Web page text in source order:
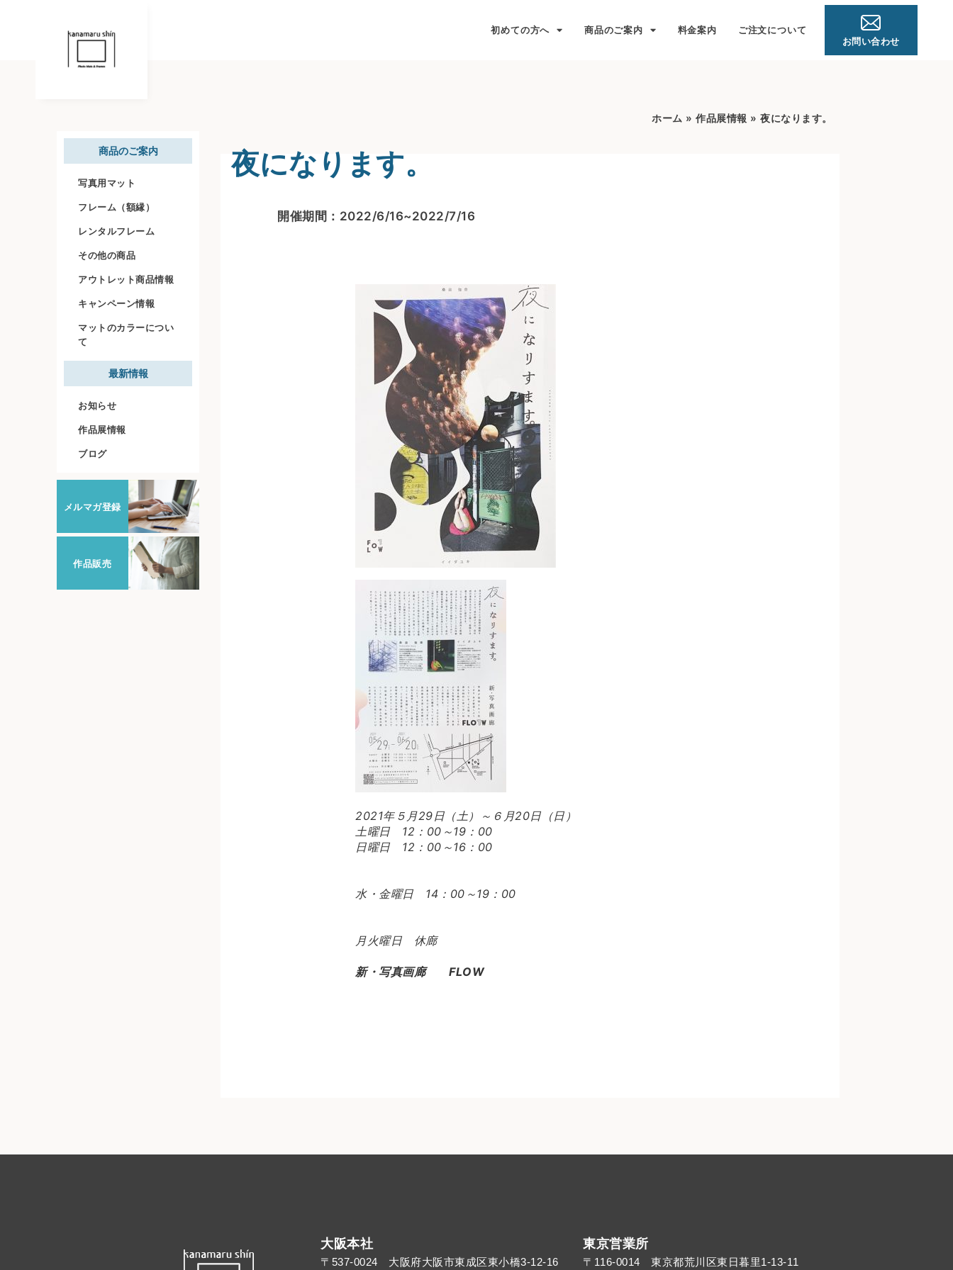
初めての方へ 商品のご案内 料金案内
ご注文について
お問い合わせ
商品のご案内
写真用マット
フレーム（額縁）
レンタルフレーム
その他の商品
アウトレット商品情報
キャンペーン情報
マットのカラーについ
て
最新情報
お知らせ
作品展情報
ブログ
メルマガ登録
作品販売
ホーム »作品展情報 »夜になります。
夜になります。
開催期間：2022/6/16~2022/7/16
2021年５月29日（土）～６月20日（日）
土曜日 12：00～19：00
日曜日 12：00～16：00
水・金曜日 14：00～19：00
月火曜日 休廊
新・写真画廊 FLOW
大阪本社
〒537-0024 大阪府大阪市東成区東小橋3-12-16
東京営業所
〒116-0014 東京都荒川区東日暮里1-13-11